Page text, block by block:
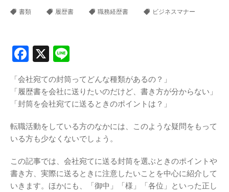
書類 履歴書 職務経歴書 ビジネスマナー
Facebook
X
「会社宛ての封筒ってどんな種類があるの？」
「履歴書を会社に送りたいのだけど、書き方が分からない」
「封筒を会社宛てに送るときのポイントは？」
転職活動をしている方のなかには、このような疑問をもって
いる方も少なくないでしょう。
この記事では、会社宛てに送る封筒を選ぶときのポイントや
書き方、実際に送るときに注意したいことを中心に紹介して
いきます。ほかにも、「御中」「様」「各位」といった正し